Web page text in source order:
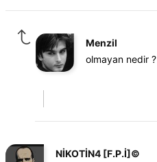
Menzil
olmayan nedir ?
NİKOTİN4 [F.P.İ]©